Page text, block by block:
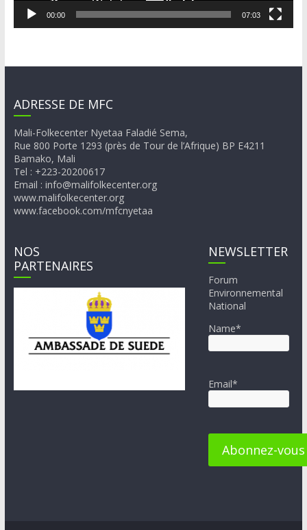
00:00 07:03
ADRESSE DE MFC
Mali-Folkecenter Nyetaa Faladié Sema,
Rue 800 Porte 1293 (près de Tour de l’Afrique) BP E4211
Bamako, Mali
Tel : +223-20200617
Email : info@malifolkecenter.org
www.malifolkecenter.org
www.facebook.com/mfcnyetaa
NOS
PARTENAIRES
NEWSLETTER
Forum
Environnemental
National
Name*
Email*